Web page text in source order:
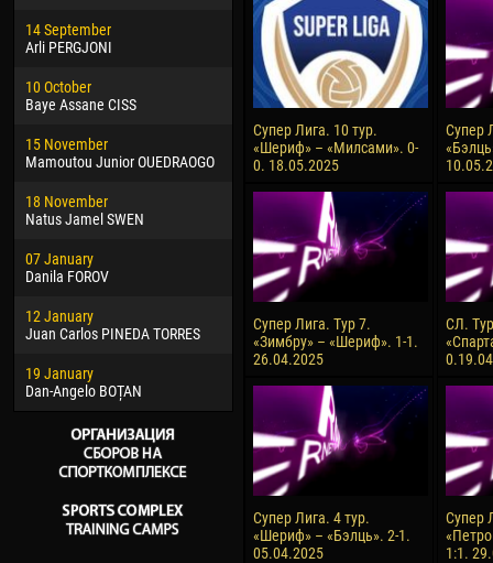
14 September
Arli PERGJONI
10 October
Baye Assane CISS
15 November
Mamoutou Junior OUEDRAOGO
18 November
Natus Jamel SWEN
07 January
Danila FOROV
12 January
Juan Carlos PINEDA TORRES
19 January
Dan-Angelo BOȚAN
24 February
Vladislav COSTIN
02 March
Veaceslav COZMA
09 March
Emmanuel AFETSE
Jayder Moreno ASPRILLA
22 March
Samba KONÉ
26 March
Vitor Hugo Morais de OLIVEIRA
28 March
13
24
15
28
10
15
Супер Лига. 10 тур.
«Шериф» – «Милсами». 0-
0. 18.05.2025
Супер
Супер Лига. Тур 7.
«Зимбру» – «Шериф». 1-1.
26.04.2025
СЛ.
Супер Лига. 4 тур.
«Шериф» – «Бэлць». 2-1.
05.04.2025
Супер
1:1.